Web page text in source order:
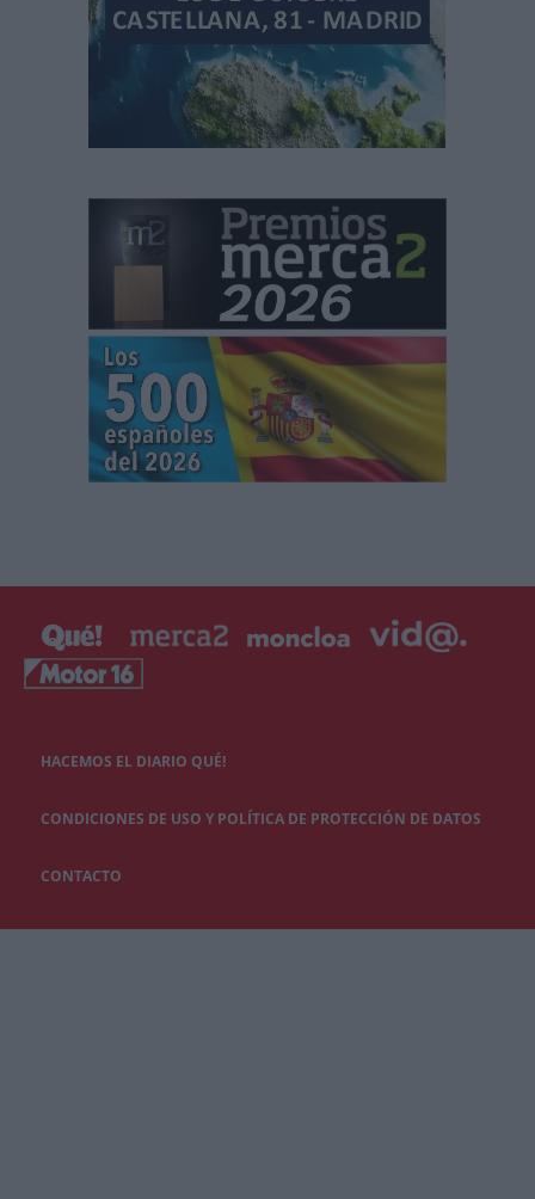
HACEMOS EL DIARIO QUÉ!
CONDICIONES DE USO Y POLÍTICA DE PROTECCIÓN DE DATOS
CONTACTO